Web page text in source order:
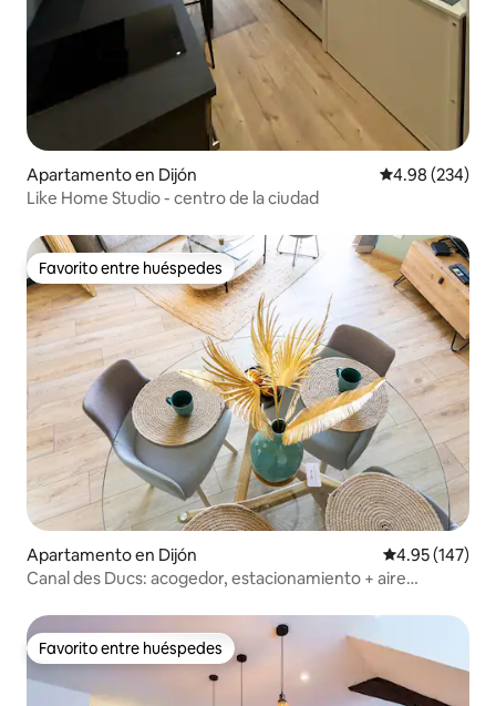
Apartamento en Dijón Calificación
4.98 (234)
Like Home Studio - centro de la ciudad
Favorito entre huéspedes
Favorito entre huéspedes
Apartamento en Dijón Calificación
4.95 (147)
Canal des Ducs: acogedor, estacionamiento + aire
Favorito entre huéspedes
Favorito entre huéspedes